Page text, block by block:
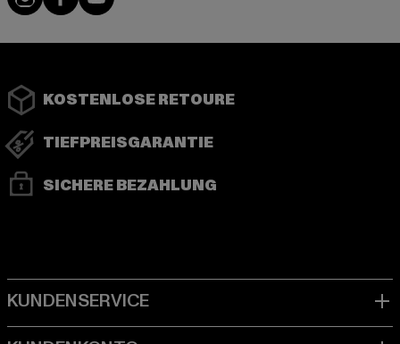
KOSTENLOSE RETOURE
TIEFPREISGARANTIE
SICHERE BEZAHLUNG